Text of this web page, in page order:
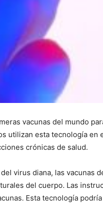
vacunas del mundo
utilizan esta tecnología en
crónicas de salud.
virus diana, las vacunas
del cuerpo. Las
Esta tecnología